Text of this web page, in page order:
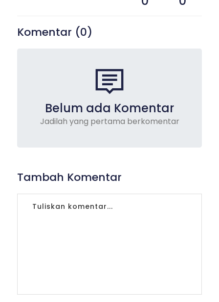
Komentar (0)
Belum ada Komentar
Jadilah yang pertama berkomentar
Tambah Komentar